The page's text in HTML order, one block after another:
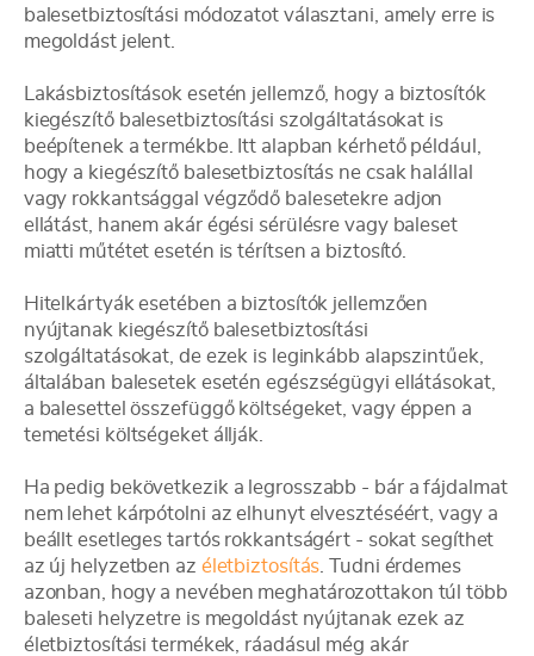
balesetbiztosítási módozatot választani, amely erre is
megoldást jelent.
Lakásbiztosítások esetén jellemző, hogy a biztosítók
kiegészítő balesetbiztosítási szolgáltatásokat is
beépítenek a termékbe. Itt alapban kérhető például,
hogy a kiegészítő balesetbiztosítás ne csak halállal
vagy rokkantsággal végződő balesetekre adjon
ellátást, hanem akár égési sérülésre vagy baleset
miatti műtétet esetén is térítsen a biztosító.
Hitelkártyák esetében a biztosítók jellemzően
nyújtanak kiegészítő balesetbiztosítási
szolgáltatásokat, de ezek is leginkább alapszintűek,
általában balesetek esetén egészségügyi ellátásokat,
a balesettel összefüggő költségeket, vagy éppen a
temetési költségeket állják.
Ha pedig bekövetkezik a legrosszabb - bár a fájdalmat
nem lehet kárpótolni az elhunyt elvesztéséért, vagy a
beállt esetleges tartós rokkantságért - sokat segíthet
az új helyzetben az életbiztosítás . Tudni érdemes
azonban, hogy a nevében meghatározottakon túl több
baleseti helyzetre is megoldást nyújtanak ezek az
életbiztosítási termékek, ráadásul még akár